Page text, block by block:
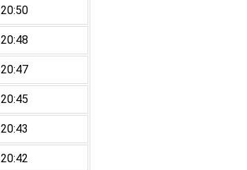
20:50
20:48
20:47
20:45
20:43
20:42